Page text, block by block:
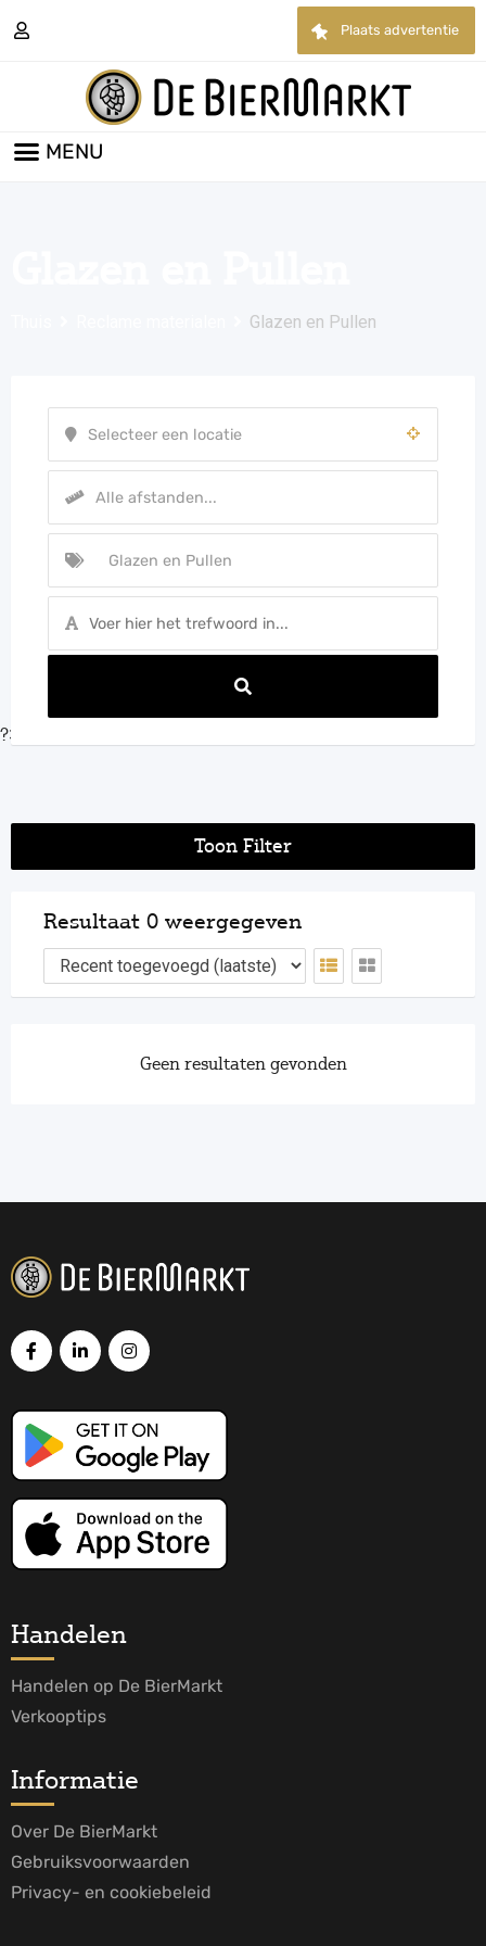
Plaats advertentie
Glazen en Pullen
?>
Toon Filter
Resultaat 0 weergegeven
Geen resultaten gevonden
Handelen
Handelen op De BierMarkt
Verkooptips
Informatie
Over De BierMarkt
Gebruiksvoorwaarden
Privacy- en cookiebeleid